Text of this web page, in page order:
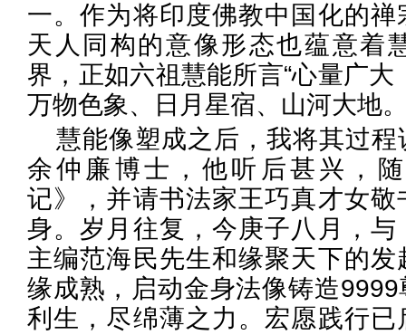
一。作为将印度佛教中国化的
天人同构的意像形态也蕴意着
界，正如六祖慧能所言“心量广
万物色象、日月星宿、山河大地
慧能像塑成之后，我将其过
余仲廉博士，他听后甚兴，
记》，并请书法家王巧真才女
身。岁月往复，今庚子八月，
主编范海民先生和缘聚天下的
缘成熟，启动金身法像铸造
利生，尽绵薄之力。宏愿践行